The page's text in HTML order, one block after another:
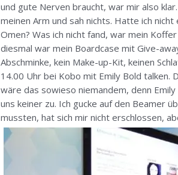
und gute Nerven braucht, war mir also
meinen Arm und sah nichts. Hatte ich
Omen? Was ich nicht fand, war mein
diesmal war mein Boardcase mit Give-
Abschminke, kein Make-up-Kit, keinen
14.00 Uhr bei Kobo mit Emily Bold talken.
wäre das sowieso niemandem, denn
uns keiner zu. Ich gucke auf den Beamer
mussten, hat sich mir nicht erschlossen,